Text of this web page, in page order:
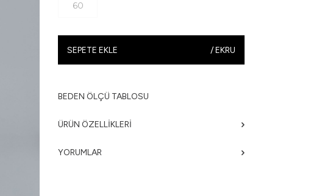
60
SEPETE EKLE /EKRU
BEDEN ÖLÇÜ TABLOSU
ÜRÜN ÖZELLIKLERI
YORUMLAR